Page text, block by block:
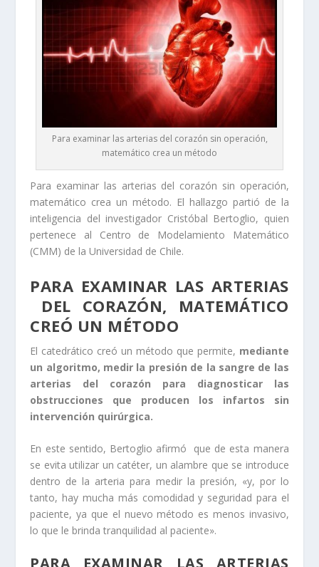
Para examinar las arterias del corazón sin operación,
matemático crea un método
Para examinar las arterias del corazón sin operación,
matemático crea un método. El hallazgo partió de la
inteligencia del investigador Cristóbal Bertoglio, quien
pertenece al Centro de Modelamiento Matemático
(CMM) de la Universidad de Chile.
PARA EXAMINAR LAS ARTERIAS
DEL CORAZÓN, MATEMÁTICO
CREÓ UN MÉTODO
El catedrático creó un método que permite, mediante
un algoritmo, medir la presión de la sangre de las
arterias del corazón para diagnosticar las
obstrucciones que producen los infartos sin
intervención quirúrgica.
En este sentido, Bertoglio afirmó que de esta manera
se evita utilizar un catéter, un alambre que se introduce
dentro de la arteria para medir la presión, «y, por lo
tanto, hay mucha más comodidad y seguridad para el
paciente, ya que el nuevo método es menos invasivo,
lo que le brinda tranquilidad al paciente».